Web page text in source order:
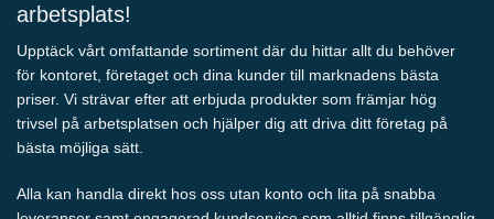
arbetsplats!
Upptäck vårt omfattande sortiment där du hittar allt du behöver
för kontoret, företaget och dina kunder till marknadens bästa
priser. Vi strävar efter att erbjuda produkter som främjar hög
trivsel på arbetsplatsen och hjälper dig att driva ditt företag på
bästa möjliga sätt.
Alla kan handla direkt hos oss utan konto och lita på snabba